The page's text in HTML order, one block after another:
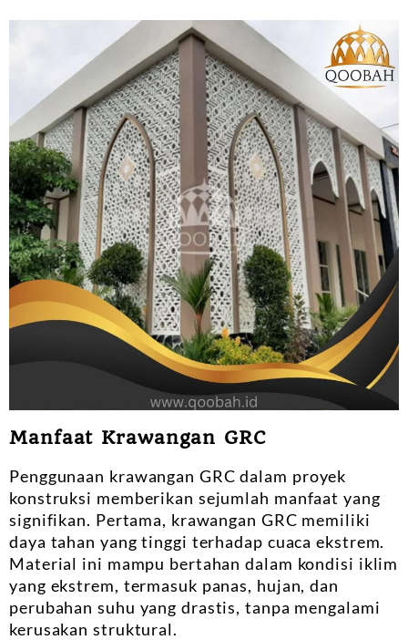
Manfaat Krawangan GRC
Penggunaan krawangan GRC dalam proyek
konstruksi memberikan sejumlah manfaat yang
signifikan. Pertama, krawangan GRC memiliki
daya tahan yang tinggi terhadap cuaca ekstrem.
Material ini mampu bertahan dalam kondisi iklim
yang ekstrem, termasuk panas, hujan, dan
perubahan suhu yang drastis, tanpa mengalami
kerusakan struktural.